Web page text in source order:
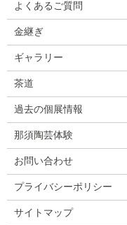
よくあるご質問
金継ぎ
ギャラリー
茶道
過去の個展情報
那須陶芸体験
お問い合わせ
プライバシーポリシー
サイトマップ